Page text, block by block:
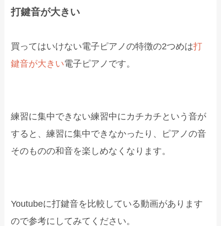
打鍵音が大きい
買ってはいけない電子ピアノの特徴の2つめは打
鍵音が大きい電子ピアノです。
練習に集中できない練習中にカチカチという音が
すると、練習に集中できなかったり、ピアノの音
そのものの和音を楽しめなくなります。
Youtubeに打鍵音を比較している動画があります
ので参考にしてみてください。